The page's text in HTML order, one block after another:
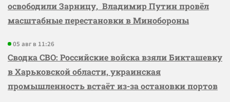
освободили Зарницу, Владимир Путин провёл
масштабные перестановки в Минобороны
05 авг в 11:26
Сводка СВО: Российские войска взяли Бикташевку
в Харьковской области, украинская
промышленность встаёт из-за остановки портов